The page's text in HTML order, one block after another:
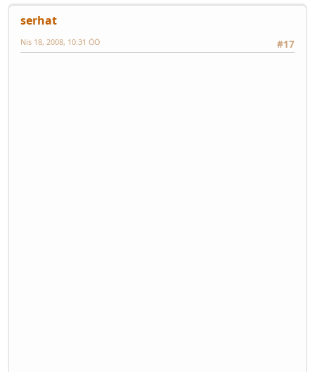
serhat
#17
Nis 18, 2008, 10:31 ÖÖ